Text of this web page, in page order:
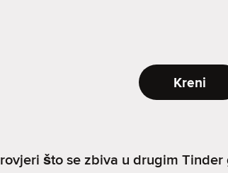
Kreni
što se zbiva u drugim